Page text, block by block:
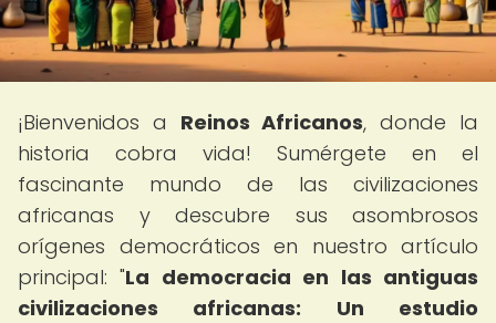
¡Bienvenidos a Reinos Africanos, donde la
historia cobra vida! Sumérgete en el
fascinante mundo de las civilizaciones
africanas y descubre sus asombrosos
orígenes democráticos en nuestro artículo
principal: "La democracia en las antiguas
civilizaciones africanas: Un estudio